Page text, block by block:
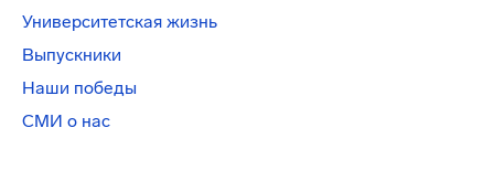
Университетская жизнь
Выпускники
Наши победы
СМИ о нас